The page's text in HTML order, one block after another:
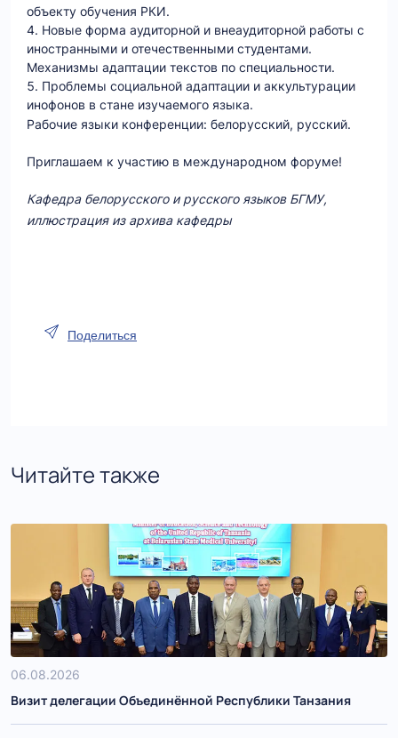
объекту обучения РКИ.
Новые форма аудиторной и внеаудиторной работы с
иностранными и отечественными студентами.
Механизмы адаптации текстов по специальности.
Проблемы социальной адаптации и аккультурации
инофонов в стане изучаемого языка.
Рабочие языки конференции: белорусский, русский.
Приглашаем к участию в международном форуме!
Кафедра белорусского и русского языков БГМУ,
иллюстрация из архива кафедры
Поделиться
Читайте также
06.08.2026
Визит делегации Объединённой Республики Танзания